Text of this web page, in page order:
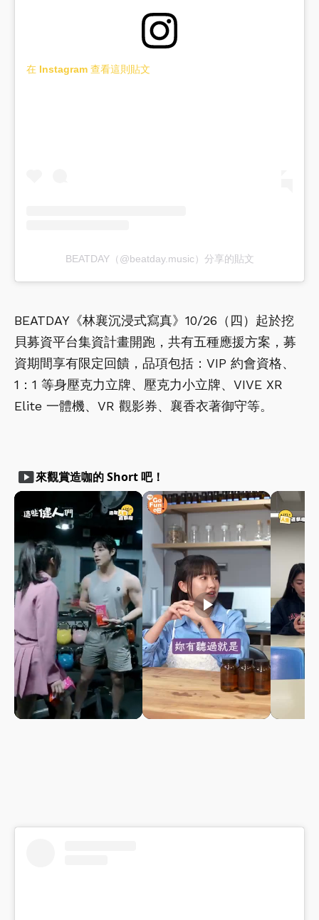
在 Instagram 查看這則貼文
BEATDAY（@beatday.music）分享的貼文
BEATDAY《林襄沉浸式寫真》10/26（四）起於挖
貝募資平台集資計畫開跑，共有五種應援方案，募
資期間享有限定回饋，品項包括：VIP 約會資格、
1：1 等身壓克力立牌、壓克力小立牌、VIVE XR
Elite 一體機、VR 觀影券、襄香衣著御守等。
smart_display來觀賞造咖的 Short 吧！
play_arrow play_arrow